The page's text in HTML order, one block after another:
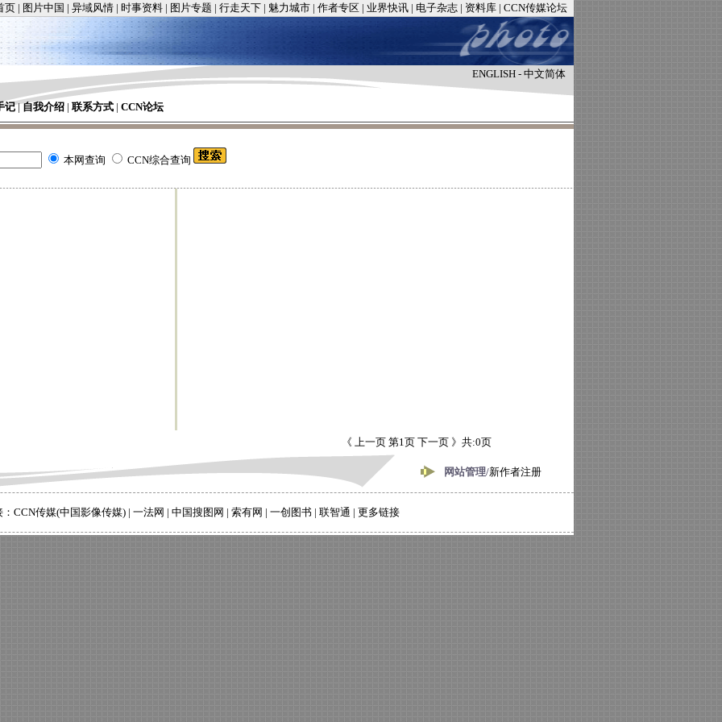
页 | 图片中国 | 异域风情 | 时事资料 | 图片专题 | 行走天下 | 魅力城市 | 作者专区 | 业界快讯 | 电子杂志 | 资料库 | CCN传媒论坛
ENGLISH - 中文简体
记|自我介绍 | 联系方式 | CCN论坛
本网查询 CCN综合查询
《 上一页 第1页下一页 》 共:0页
网站管理/新作者注册
CCN传媒(中国影像传媒) | 一法网 | 中国搜图网 | 索有网 | 一创图书 | 联智通 | 更多链接